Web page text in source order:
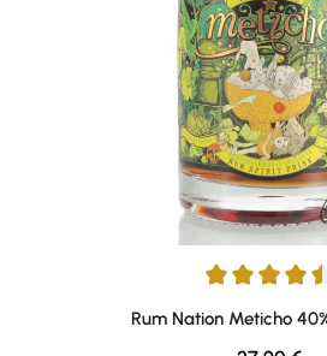
Durchschnittliche Bewertung von
Rum Nation Meticho